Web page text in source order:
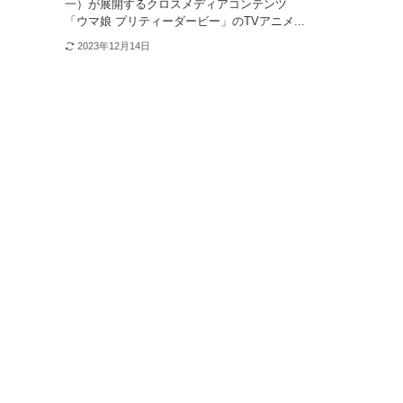
一）が展開するクロスメディアコンテンツ
「ウマ娘 プリティーダービー」のTVアニメ...
2023年12月14日